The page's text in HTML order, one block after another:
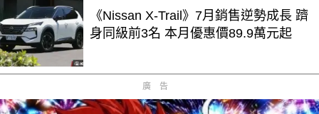
《Nissan X-Trail》7月銷售逆勢成長 躋
身同級前3名 本月優惠價89.9萬元起
廣告